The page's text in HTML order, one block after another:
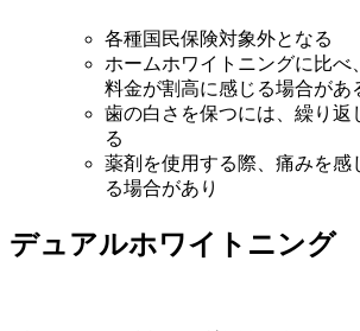
各種国民保険対象外となる
ホームホワイトニングに比べ
料金が割高に感じる場合があ
歯の白さを保つには、繰り返
る
薬剤を使用する際、痛みを感
る場合があり
デュアルホワイトニング